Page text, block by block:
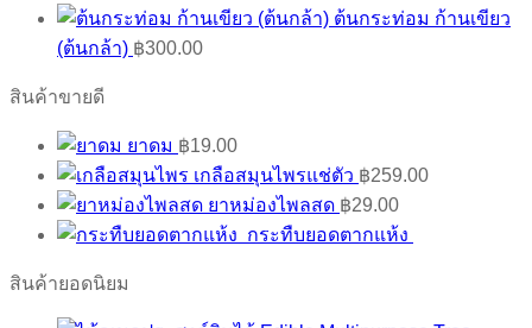
ต้นกระท่อม ก้านเขียว
(ต้นกล้า) ฿300.00
สินค้าขายดี
ยาดม ฿19.00
เกลือสมุนไพรแช่ตัว ฿259.00
ยาหม่องไพลสด ฿29.00
กระทืบยอดตากแห้ง
สินค้ายอดนิยม